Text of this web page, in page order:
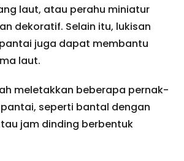
laut, atau perahu miniatur
dekoratif. Selain itu, lukisan
juga dapat membantu
laut.
meletakkan beberapa pernak-
seperti bantal dengan
jam dinding berbentuk